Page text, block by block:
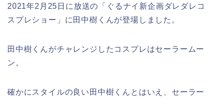
2021年2月25日に放送の「ぐるナイ新企画ダレダレコ
スプレショー」に田中樹くんが登場しました。
田中樹くんがチャレンジしたコスプレはセーラームー
ン。
確かにスタイルの良い田中樹くんとはいえ、セーラー